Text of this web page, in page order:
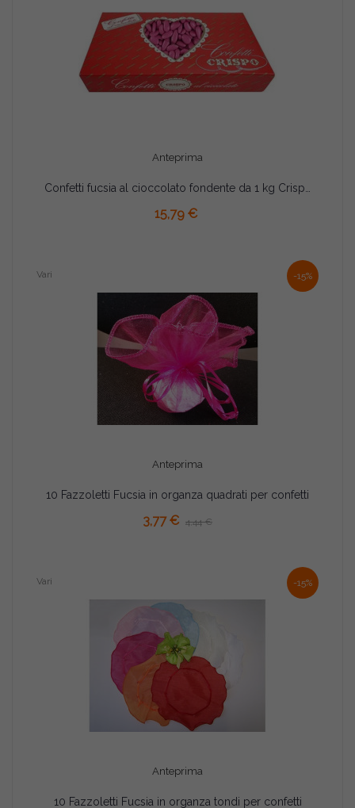
Anteprima
15,79 €
-15%
Anteprima
Vari
10 Fazzoletti Fucsia in organza quadrati per confetti
3,77 € 4,44 €
-15%
Anteprima
Vari
10 Fazzoletti Fucsia in organza tondi per confetti